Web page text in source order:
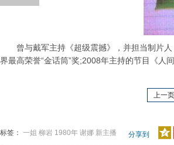
曾与戴军主持《超级震撼》，并担当制片人
界最高荣誉“金话筒”奖;2008年主持的节目《人
上一页
标签： 一姐 柳岩 1980年 谢娜 新主播 分享到